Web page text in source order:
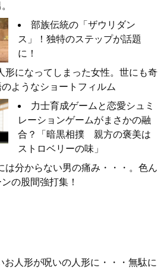
部族伝統の「ザウリダン
ス」！独特のステップが話題
に！
形になってしまった女性。世にも奇
ようなショートフィルム
力士育成ゲームと恋愛シュミ
レーションゲームがまさかの融
合？「暗黒相撲 親方の褒美は
ストロベリーの味」
は分からない男の痛み・・・。色ん
の股間強打集！
お人形が呪いの人形に・・・無駄に